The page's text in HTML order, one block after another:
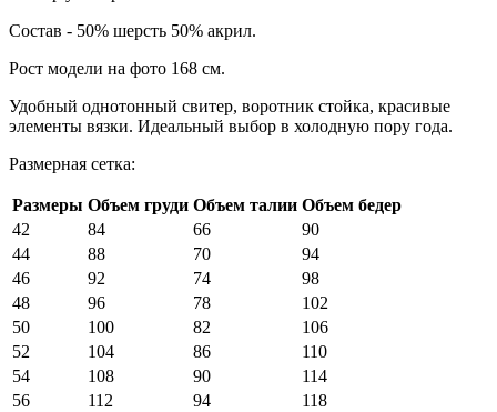
Состав - 50% шерсть 50% акрил.
Рост модели на фото 168 см.
Удобный однотонный свитер, воротник стойка, красивые
элементы вязки. Идеальный выбор в холодную пору года.
Размерная сетка:
Размеры Объем груди Объем талии Объем бедер
42
84 66
90
44
88 70
94
46
92 74
98
48
96 78
102
50
100 82
106
52
104 86
110
54
108 90
114
56
112 94
118